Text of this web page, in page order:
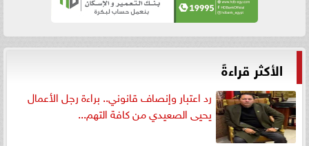
الأكثر قراءةً
رد اعتبار وإنصاف قانوني.. براءة رجل الأعمال
يحيى الصعيدي من كافة التهم...